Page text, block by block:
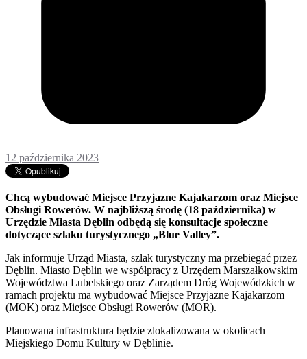
12 października 2023
Chcą wybudować Miejsce Przyjazne Kajakarzom oraz Miejsce
Obsługi Rowerów. W najbliższą środę (18 października) w
Urzędzie Miasta Dęblin odbędą się konsultacje społeczne
dotyczące szlaku turystycznego „Blue Valley”.
Jak informuje Urząd Miasta, szlak turystyczny ma przebiegać przez
Dęblin. Miasto Dęblin we współpracy z Urzędem Marszałkowskim
Województwa Lubelskiego oraz Zarządem Dróg Wojewódzkich w
ramach projektu ma wybudować Miejsce Przyjazne Kajakarzom
(MOK) oraz Miejsce Obsługi Rowerów (MOR).
Planowana infrastruktura będzie zlokalizowana w okolicach
Miejskiego Domu Kultury w Dęblinie.